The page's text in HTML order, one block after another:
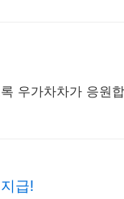
우가차차가 응원
급!